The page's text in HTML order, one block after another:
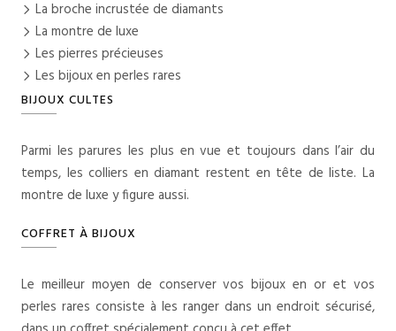
La broche incrustée de diamants
La montre de luxe
Les pierres précieuses
Les bijoux en perles rares
BIJOUX CULTES
Parmi les parures les plus en vue et toujours dans l’air du
temps, les colliers en diamant restent en tête de liste. La
montre de luxe y figure aussi.
COFFRET À BIJOUX
Le meilleur moyen de conserver vos bijoux en or et vos
perles rares consiste à les ranger dans un endroit sécurisé,